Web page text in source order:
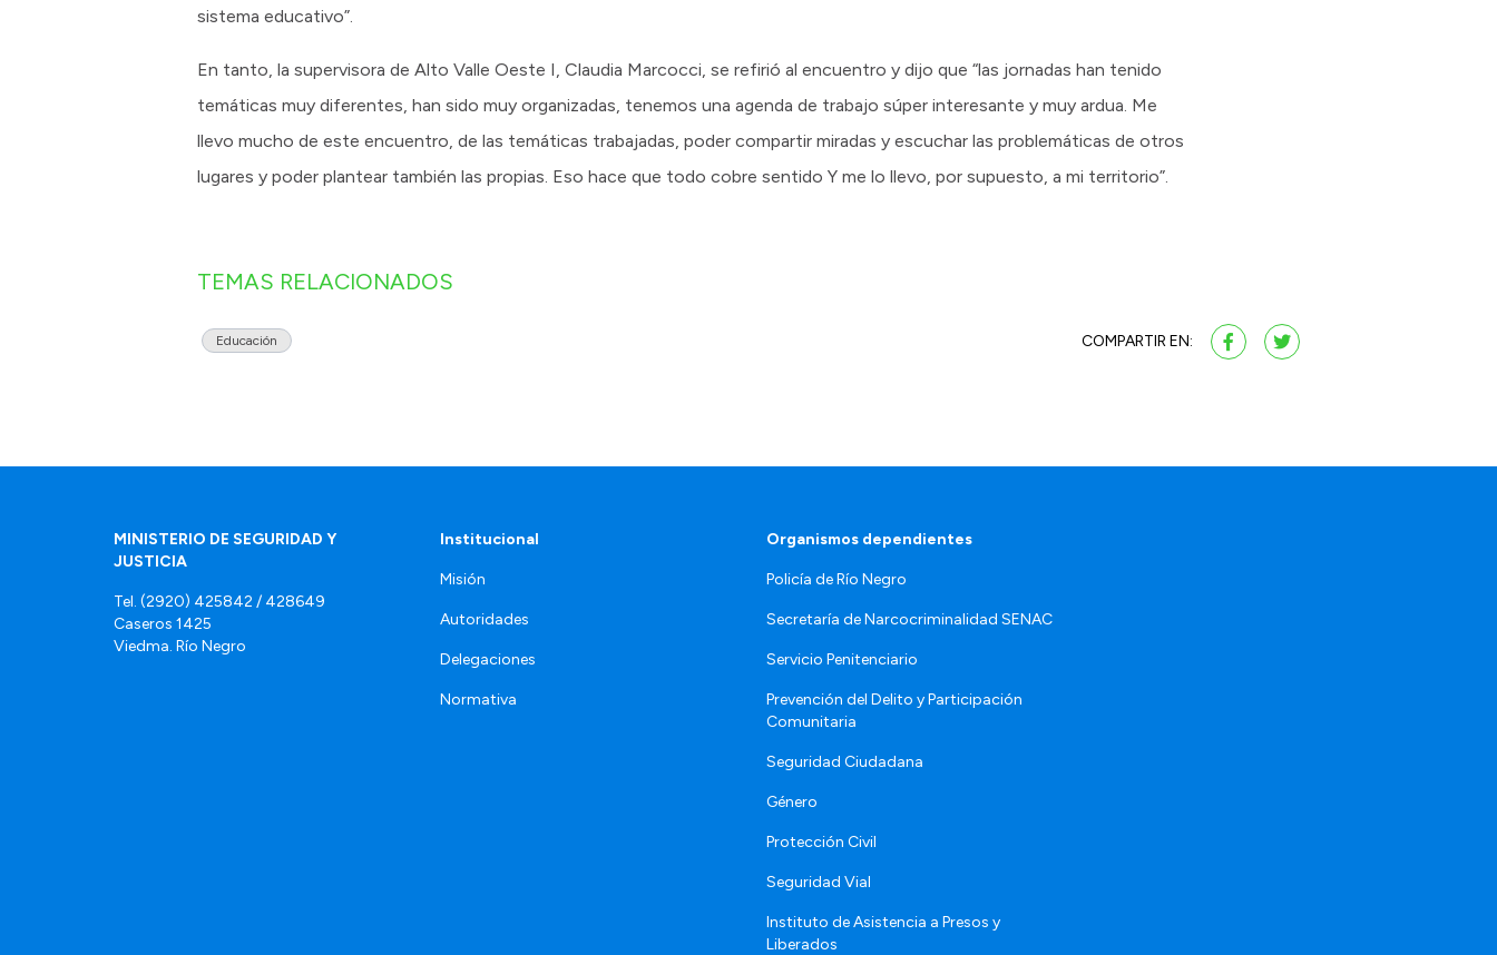
sistema educativo”.
En tanto, la supervisora de Alto Valle Oeste I, Claudia Marcocci, se refirió al encuentro y dijo que “las jornadas han tenido
temáticas muy diferentes, han sido muy organizadas, tenemos una agenda de trabajo súper interesante y muy ardua. Me
llevo mucho de este encuentro, de las temáticas trabajadas, poder compartir miradas y escuchar las problemáticas de otros
lugares y poder plantear también las propias. Eso hace que todo cobre sentido Y me lo llevo, por supuesto, a mi territorio”.
TEMAS RELACIONADOS
Educación COMPARTIR EN:
MINISTERIO DE SEGURIDAD Y
JUSTICIA
Tel. (2920) 425842 / 428649
Caseros 1425
Viedma. Río Negro
Institucional
Misión
Autoridades
Delegaciones
Normativa
Organismos dependientes
Policía de Río Negro
Secretaría de Narcocriminalidad SENAC
Servicio Penitenciario
Prevención del Delito y Participación
Comunitaria
Seguridad Ciudadana
Género
Protección Civil
Seguridad Vial
Instituto de Asistencia a Presos y
Liberados